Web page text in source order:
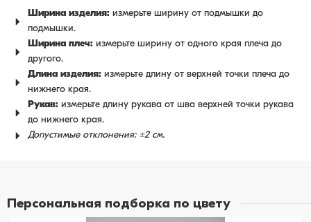
Ширина изделия: измерьте ширину от подмышки до
подмышки.
Ширина плеч: измерьте ширину от одного края плеча до
другого.
Длина изделия: измерьте длину от верхней точки плеча до
нижнего края.
Рукав: измерьте длину рукава от шва верхней точки рукава
до нижнего края.
Допустимые отклонения: ±2 см.
Персональная подборка по цвету